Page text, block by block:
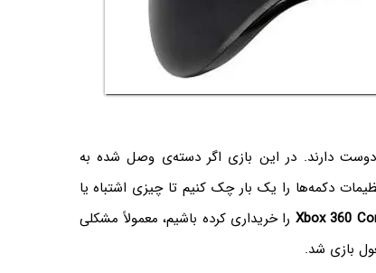
دوست دارند. در این بازی اگر دسته‌ی وصل شده به
دکمه‌ها را یک بار چک کنیم تا چیزی اشتباه یا
Xbox 360 را خریداری کرده باشیم، معمولاً مشکلی
بازی شد.